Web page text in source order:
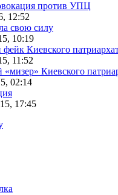
против УПЦ
12:52
свою силу
10:19
фейк Киевского
11:52
Киевского
02:14
17:45